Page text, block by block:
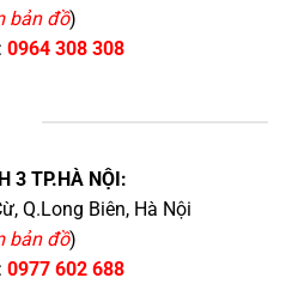
bản đồ)
0964 308 308
3 TP.HÀ NỘI:
Q.Long Biên, Hà Nội
bản đồ)
0977 602 688